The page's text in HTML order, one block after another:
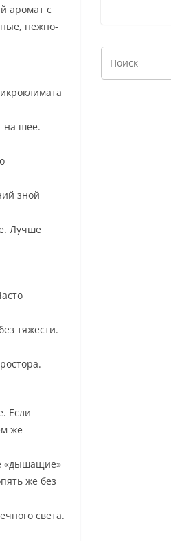
аромат с
нежно-
на шее.
зной
Лучше
тяжести.
Если
же
«дышащие»
же без
света.